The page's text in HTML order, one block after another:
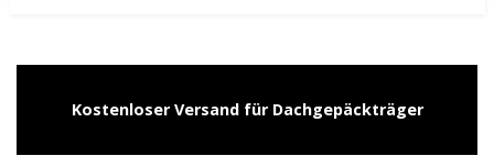
Kostenloser Versand für Dachgepäckträger